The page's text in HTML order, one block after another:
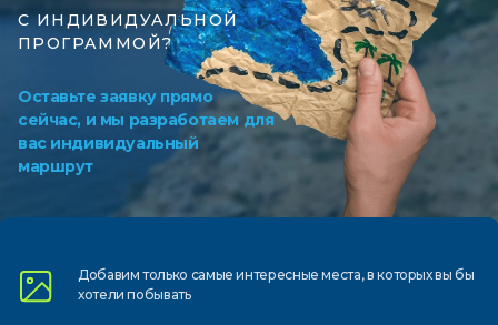
С ИНДИВИДУАЛЬНОЙ
ПРОГРАММОЙ?
Оставьте заявку прямо
сейчас, и мы разработаем для
вас индивидуальный
маршрут
Добавим только самыеинтересные места, в которыхвы бы
хотели побывать